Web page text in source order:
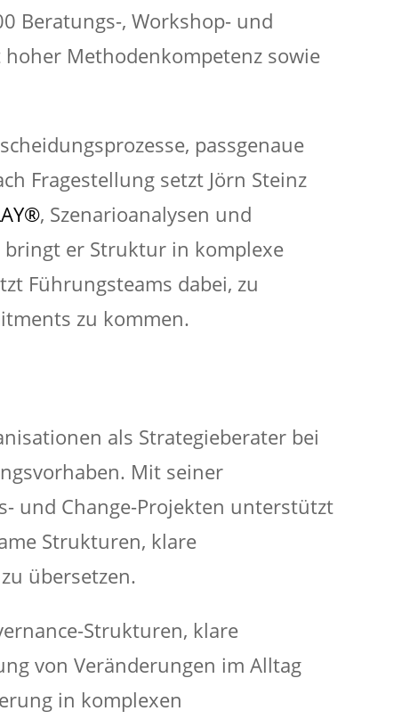
Beratungs-, Workshop- und
Methodenkompetenz sowie
passgenaue
Fragestellung setzt Jörn Steinz
, Szenarioanalysen und
bringt er Struktur in komplexe
Führungsteams dabei, zu
zu kommen.
als Strategieberater bei
Mit seiner
und Change-Projekten unterstützt
Strukturen, klare
übersetzen.
Strukturen, klare
von Veränderungen im Alltag
in komplexen